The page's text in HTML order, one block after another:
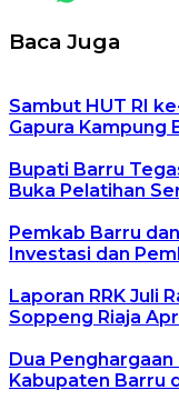
Baca Juga
Sambut HUT RI
Gapura Kampung
Bupati Barru
Buka Pelatihan
Pemkab Barru
Investasi dan
Laporan RRK Juli
Soppeng Riaja
Dua
Kabupaten Barru